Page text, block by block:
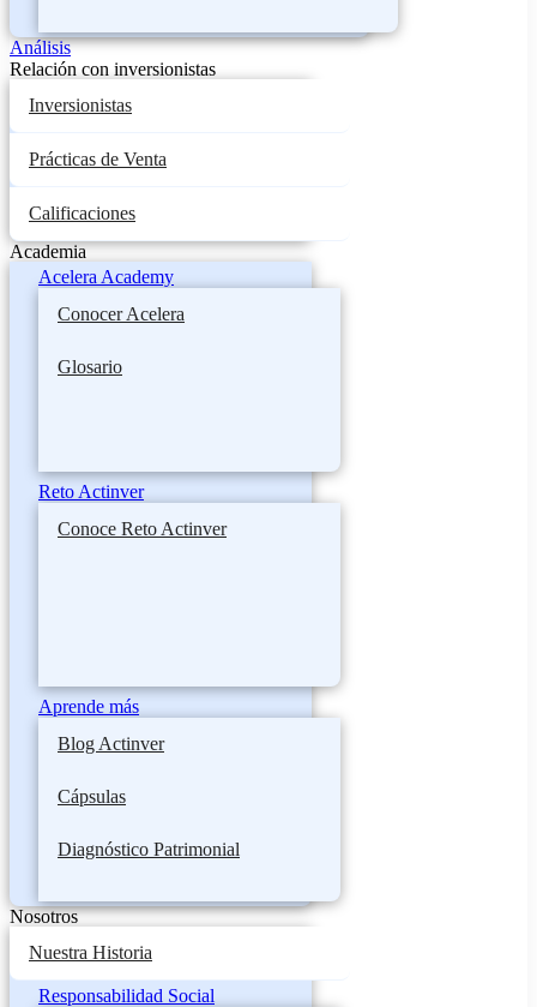
Análisis
Relación con inversionistas
Inversionistas
Prácticas de Venta
Calificaciones
Academia
Acelera Academy
Conocer Acelera
Glosario
Reto Actinver
Conoce Reto Actinver
Aprende más
Blog Actinver
Cápsulas
Diagnóstico Patrimonial
Nosotros
Nuestra Historia
Responsabilidad Social